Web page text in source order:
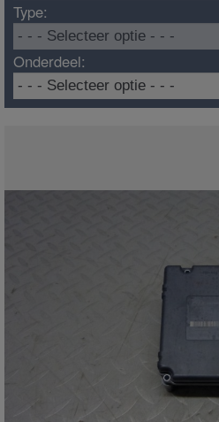
Type:
Onderdeel: